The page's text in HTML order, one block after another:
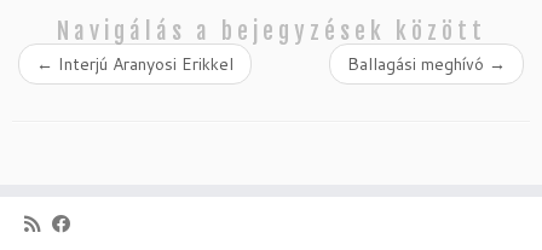
Navigálás a bejegyzések között
← Interjú Aranyosi Erikkel Ballagási meghívó →